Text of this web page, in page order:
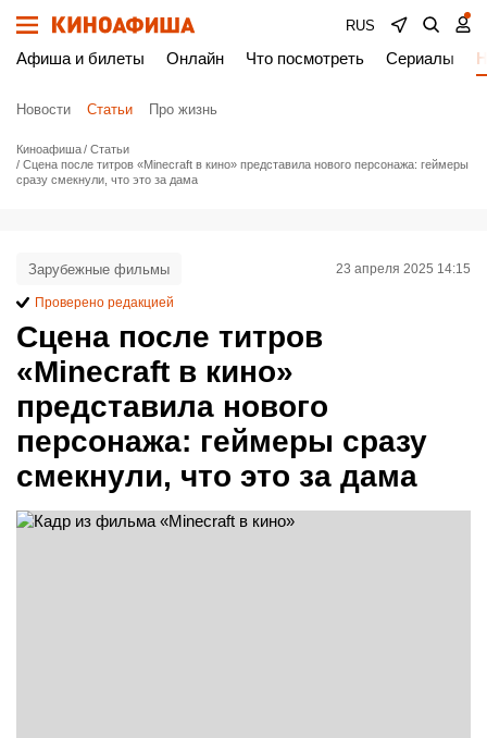
RUS
Афиша и билеты Онлайн Что посмотреть Сериалы
Новости Статьи Про жизнь
Киноафиша
Статьи
Сцена после титров «Minecraft в кино» представила нового персонажа: геймеры
сразу смекнули, что это за дама
Сцена после титров
«Minecraft в кино»
представила нового
персонажа: геймеры сразу
смекнули, что это за дама
Зарубежные фильмы 23 апреля 2025 14:15
Проверено редакцией